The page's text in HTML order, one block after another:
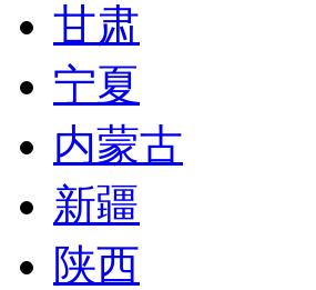
甘肃
宁夏
内蒙古
新疆
陕西